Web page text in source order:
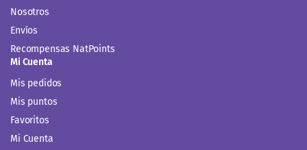
Nosotros
Envíos
Recompensas NatPoints
Mi Cuenta
Mis pedidos
Mis puntos
Favoritos
Mi Cuenta